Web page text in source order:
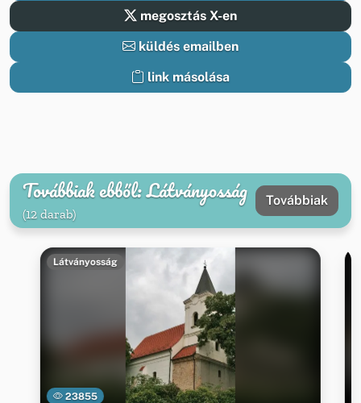
megosztás X-en
küldés emailben
link másolása
Továbbiak ebből: Látványosság
(12 darab)
Továbbiak
23855
Látványosság